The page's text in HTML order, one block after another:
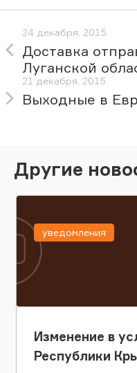
24 декабря, 2015
Доставка
Луганской
21 декабря, 2015
Выходные в
Другие
Изменение в
Республики
уведомления